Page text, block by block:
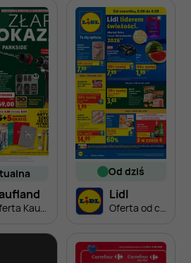
Oferta Kaufland - Non Food
od dziś
Lidl
Oferta od czwartku